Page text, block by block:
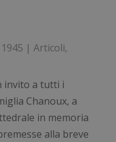
| Articoli,
invito a tutti i
Chanoux, a
in memoria
alla breve